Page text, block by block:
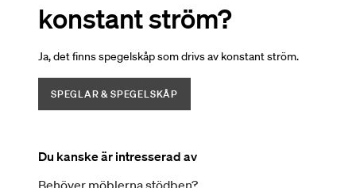
konstant ström?
Ja, det finns spegelskåp som drivs av konstant ström.
SPEGLAR & SPEGELSKÅP
Du kanske är intresserad av
Behöver möblerna stödben?